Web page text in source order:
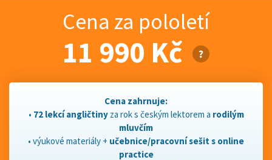
Cena za pololetí
11 990 Kč
Cena zahrnuje:
• 72 lekcí angličtinyza rok s českým lektorem a rodilým
mluvčím
• výukové materiály + učebnice/pracovní sešit s online
practice